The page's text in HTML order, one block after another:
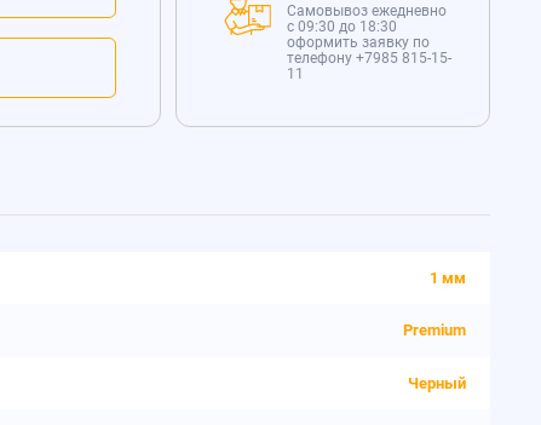
Самовывоз ежедневно
с 09:30 до 18:30
оформить заявку по
телефону +7985 815-15-
11
1 мм
Premium
Черный